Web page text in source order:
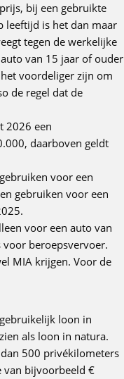
bij een gebruikte
leeftijd is het dan maar
tegen de werkelijke
van 15 jaar of ouder
voordeliger zijn om
de regel dat de
2026 een
daarboven geldt
voor een
gebruiken voor een
voor een auto van
voor beroepsvervoer.
MIA krijgen. Voor de
loon in
als loon in natura.
500 privékilometers
van bijvoorbeeld €